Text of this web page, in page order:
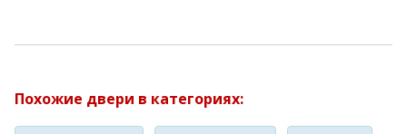
Похожие двери в категориях: